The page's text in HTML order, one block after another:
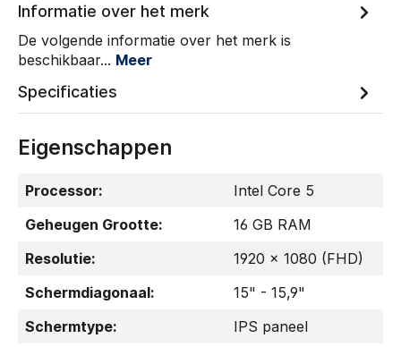
Informatie over het merk
De volgende informatie over het merk is
beschikbaar... Meer
Specificaties
Eigenschappen
Processor:
Intel Core 5
Geheugen Grootte:
16 GB RAM
Resolutie:
1920 x 1080 (FHD)
Schermdiagonaal:
15" - 15,9"
Schermtype:
IPS paneel